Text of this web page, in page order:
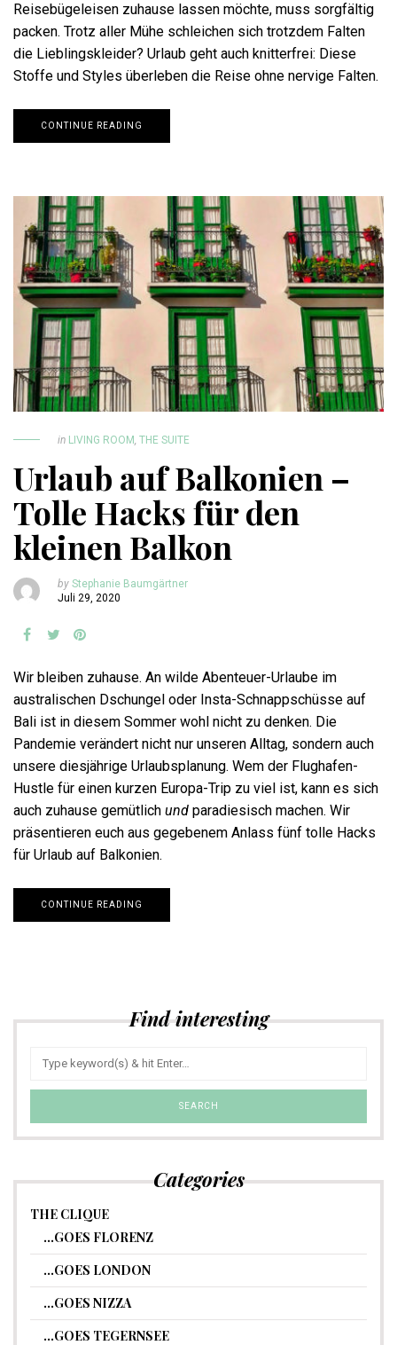
Reisebügeleisen zuhause lassen möchte, muss sorgfältig
packen. Trotz aller Mühe schleichen sich trotzdem Falten
die Lieblingskleider? Urlaub geht auch knitterfrei: Diese
Stoffe und Styles überleben die Reise ohne nervige Falten.
CONTINUE READING
in LIVING ROOM THE SUITE
Urlaub auf Balkonien –
Tolle Hacks für den
kleinen Balkon
by Stephanie Baumgärtner
Juli 29, 2020
Wir bleiben zuhause. An wilde Abenteuer-Urlaube im
australischen Dschungel oder Insta-Schnappschüsse auf
Bali ist in diesem Sommer wohl nicht zu denken. Die
Pandemie verändert nicht nur unseren Alltag, sondern auch
unsere diesjährige Urlaubsplanung. Wem der Flughafen-
Hustle für einen kurzen Europa-Trip zu viel ist, kann es sich
auch zuhause gemütlich und paradiesisch machen. Wir
präsentieren euch aus gegebenem Anlass fünf tolle Hacks
für Urlaub auf Balkonien.
CONTINUE READING
Find interesting
Categories
THE CLIQUE
…GOES FLORENZ
…GOES LONDON
…GOES NIZZA
…GOES TEGERNSEE